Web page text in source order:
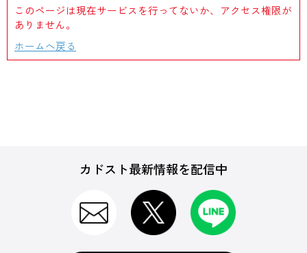
このページは現在サービスを行ってないか、アクセス権限が
ありません。
ホームへ戻る
カドスト最新情報を配信中